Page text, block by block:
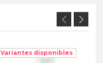
Variantes disponibles